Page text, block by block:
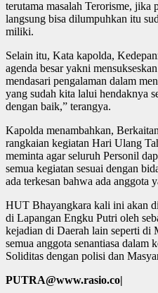
terutama masalah Terorisme, jika
langsung bisa dilumpuhkan itu
miliki.
Selain itu, Kata kapolda,
agenda besar yakni
mendasari pengalaman dalam
yang sudah kita lalui hendaknya
dengan baik,” terangya.
Kapolda menambahkan,
rangkaian kegiatan Hari Ulang
meminta agar seluruh Personil
semua kegiatan sesuai dengan
ada terkesan bahwa ada anggota
HUT Bhayangkara kali ini akan
di Lapangan Engku Putri oleh
kejadian di Daerah lain seperti di
semua anggota senantiasa dalam
Soliditas dengan polisi dan
PUTRA@www.rasio.co|